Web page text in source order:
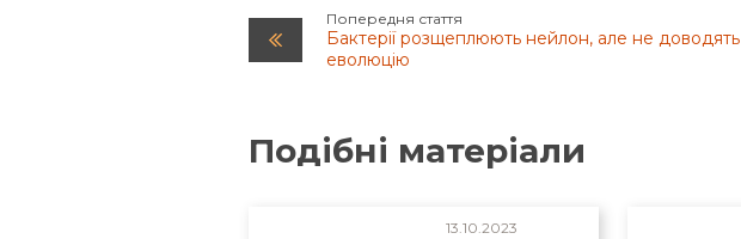
Попередня стаття
Бактерії розщеплюють нейлон, але не доводять
еволюцію
Подібні матеріали
13.10.2023